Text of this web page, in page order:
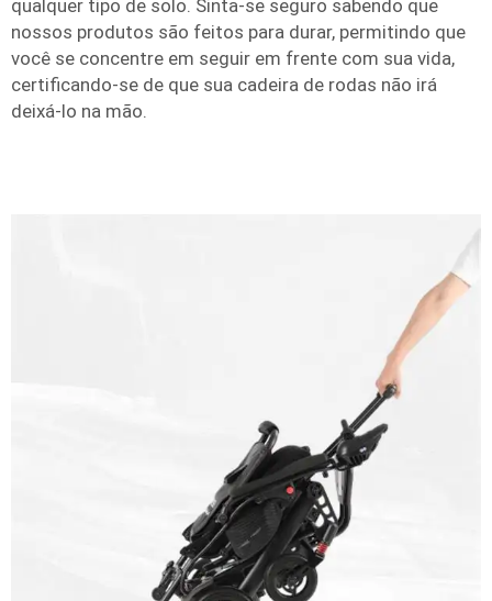
qualquer tipo de solo. Sinta-se seguro sabendo que
nossos produtos são feitos para durar, permitindo que
você se concentre em seguir em frente com sua vida,
certificando-se de que sua cadeira de rodas não irá
deixá-lo na mão.